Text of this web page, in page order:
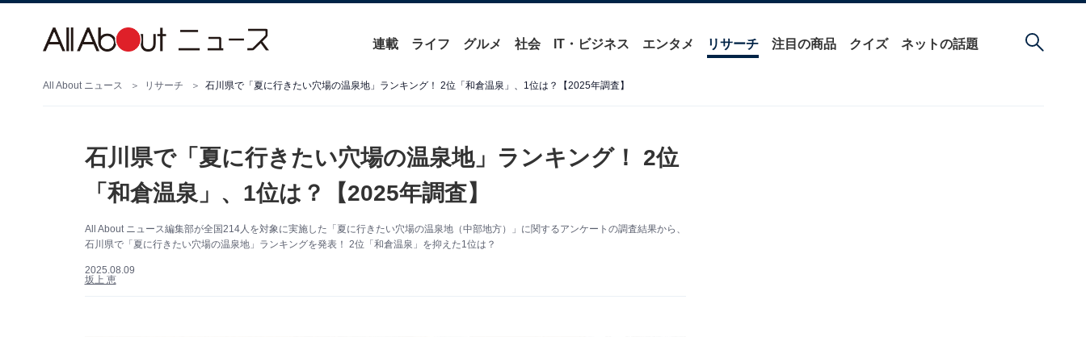
連載 ライフ グルメ 社会 IT・ビジネス エンタメ リサーチ 注目の商品 クイズ ネットの話題
All About ニュース リサーチ 石川県で「夏に行きたい穴場の温泉地」ランキング！ 2位「和倉温泉」、1位は？【2025年調査】
石川県で「夏に行きたい穴場の温泉地」ランキング！ 2位
「和倉温泉」、1位は？【2025年調査】
All About ニュース編集部が全国214人を対象に実施した「夏に行きたい穴場の温泉地（中部地方）」に関するアンケートの調査結果から、
石川県で「夏に行きたい穴場の温泉地」ランキングを発表！ 2位「和倉温泉」を抑えた1位は？
2025.08.09
坂上 恵